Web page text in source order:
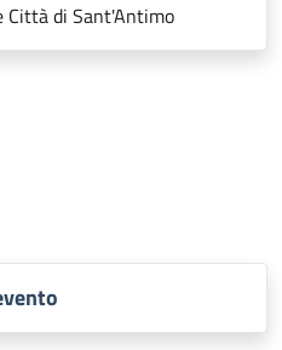
Città di Sant'Antimo